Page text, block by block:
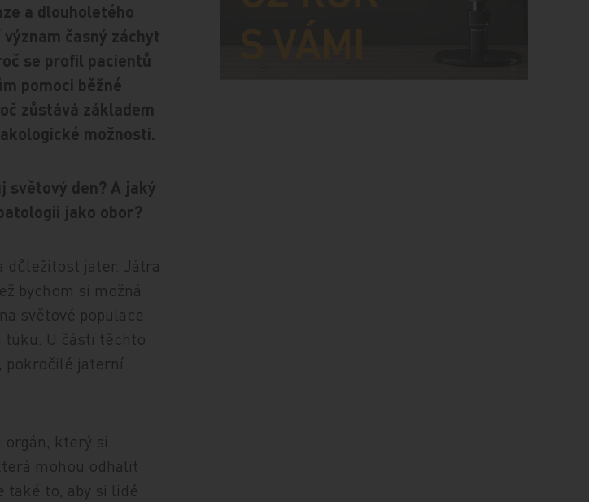
a dlouholetého
časný záchyt
se profil pacientů
pomoci běžné
zůstává základem
možnosti.
světový den? A jaký
jako obor?
důležitost jater. Játra
bychom si možná
světové populace
U části těchto
pokročilé jaterní
orgán, který si
mohou odhalit
také to, aby si lidé